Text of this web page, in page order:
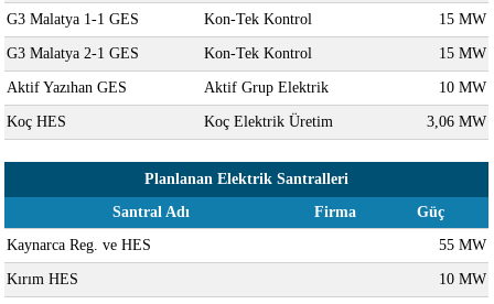
G3 Malatya 1-1 GES Kon-Tek Kontrol 15 MW
G3 Malatya 2-1 GES Kon-Tek Kontrol 15 MW
Aktif Yazıhan GES Aktif Grup Elektrik 10 MW
Koç HES Koç Elektrik Üretim 3,06 MW
Planlanan Elektrik Santralleri
Santral Adı
Firma
Güç
Kaynarca Reg. ve HES
55 MW
Kırım HES 10 MW